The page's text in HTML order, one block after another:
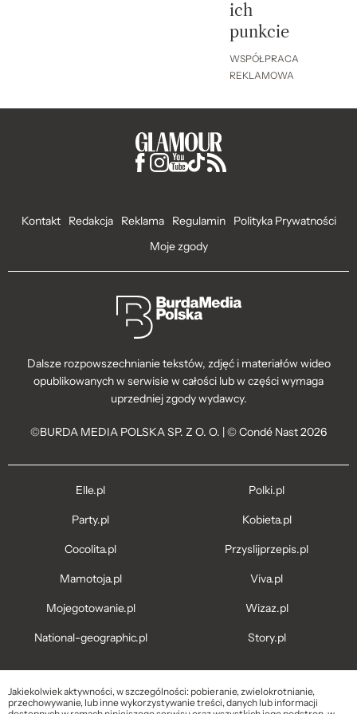
ich
punkcie
WSPÓŁPRACA
REKLAMOWA
Kontakt Redakcja Reklama Regulamin
Polityka Prywatności
Moje zgody
Dalsze rozpowszechnianie tekstów, zdjęć i materiałów wideo
opublikowanych w serwisie w całości lub w części wymaga
uprzedniej zgody wydawcy.
©BURDA MEDIA POLSKA SP. Z O. O. | © Condé Nast 2026
Elle.pl
Party.pl
Cocolita.pl
Mamotoja.pl
Mojegotowanie.pl
National-geographic.pl
Polki.pl
Kobieta.pl
Przyslijprzepis.pl
Viva.pl
Wizaz.pl
Story.pl
Jakiekolwiek aktywności, w szczególności: pobieranie, zwielokrotnianie,
przechowywanie, lub inne wykorzystywanie treści, danych lub informacji